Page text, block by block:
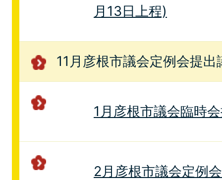
月13日上程)
11月彦根市議会定例会提出
1月彦根市議会臨時
2月彦根市議会定例